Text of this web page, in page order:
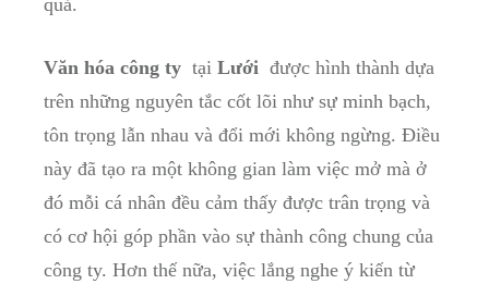
Văn hóa ⁤công ty ⁤ tại⁣ Lưới ‍ được​ hình thành dựa
trên ⁣những nguyên ‍tắc cốt lõi ⁣như sự minh bạch,
tôn trọng⁢ lẫn⁤ nhau ⁢và đổi ⁢mới không ⁣ngừng. Điều
này đã tạo ra một⁢ không gian làm việc⁤ mở mà‌ ở
đó mỗi cá ⁤nhân đều cảm ‍thấy được‌ trân trọng⁤ và
có cơ ⁢hội góp phần vào sự⁢ thành​ công chung‌ của
công⁤ ty.⁢ Hơn⁤ thế nữa, ⁣việc lắng nghe‌ ý kiến từ